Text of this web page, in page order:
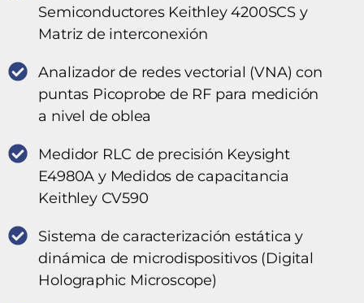
Semiconductores Keithley 4200SCS y
Matriz de interconexión
Analizador de redes vectorial (VNA) con
puntas Picoprobe de RF para medición
a nivel de oblea
Medidor RLC de precisión Keysight
E4980A y Medidos de capacitancia
Keithley CV590
Sistema de caracterización estática y
dinámica de microdispositivos (Digital
Holographic Microscope)